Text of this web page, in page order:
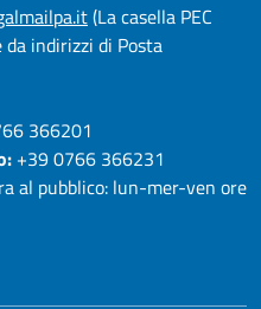
(La casella PEC
indirizzi di Posta
366201
+39 0766 366231
al pubblico: lun-mer-ven ore